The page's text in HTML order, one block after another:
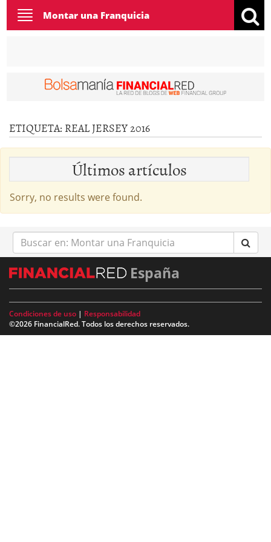
Toggle
navigation
Montar una Franquicia
ETIQUETA: REAL JERSEY 2016
Últimos artículos
Sorry, no results were found.
Buscar
en:
España
Condiciones de uso | Responsabilidad
©2026 FinancialRed. Todos los derechos reservados.